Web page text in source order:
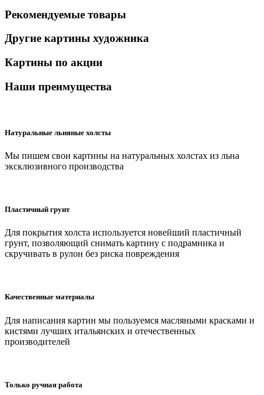
Рекомендуемые товары
Другие картины художника
Картины по акции
Наши преимущества
Натуральные льняные холсты
Мы пишем свои картины на натуральных холстах из льна
эксклюзивного производства
Пластичный грунт
Для покрытия холста используется новейший пластичный
грунт, позволяющий снимать картину с подрамника и
скручивать в рулон без риска повреждения
Качественные материалы
Для написания картин мы пользуемся масляными красками и
кистями лучших итальянских и отечественных
производителей
Только ручная работа